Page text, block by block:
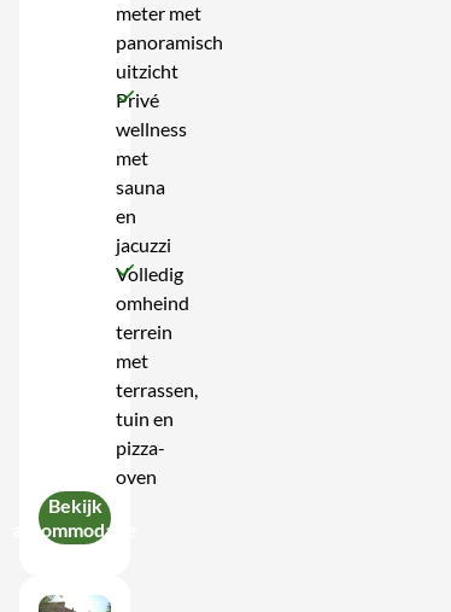
meter met
panoramisch
uitzicht
Privé
wellness
met
sauna
en
jacuzzi
Volledig
omheind
terrein
met
terrassen,
tuin en
pizza-
oven
Bekijk
accommodatie